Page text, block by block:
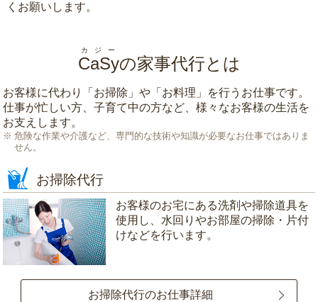
くお願いします。
CaSy
カジー
の家事代行とは
お客様に代わり「 お掃除 」や「 お料理 」を行うお仕事です。
仕事が忙しい方、子育て中の方など、様々なお客様の生活を
お支えします。
危険な作業や介護など、専門的な技術や知識が必要なお仕事ではありま
せん。
お掃除代行
お客様のお宅にある洗剤や掃除道具を
使用し、水回りやお部屋の掃除・片付
けなどを行います。
お掃除代行のお仕事詳細